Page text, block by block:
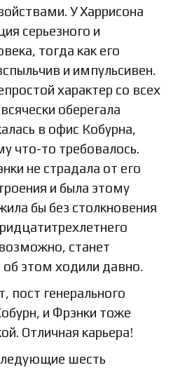
У Харрисона
серьезного и
тогда как его
и импульсивен.
характер со всех
оберегала
в офис Кобурна,
что-то требовалось.
не страдала от его
и была этому
бы без столкновения
станет
этом ходили давно.
пост генерального
и Фрэнки тоже
Отличная карьера!
шесть